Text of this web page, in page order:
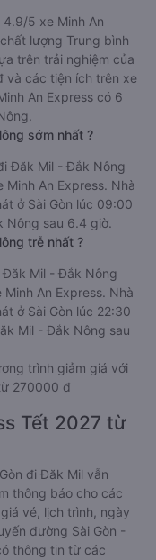
5 xe Minh An
lượng Trung bình
trên trải nghiệm của
và các tiện ích trên xe
An Express có 6
sớm nhất ?
Đăk Mil - Đắk Nông
An Express. Nhà
ở Sài Gòn lúc 09:00
Nông sau 6.4 giờ.
trễ nhất ?
Đăk Mil - Đắk Nông
An Express. Nhà
ở Sài Gòn lúc 22:30
Mil - Đắk Nông sau
trình giảm giá với
270000 đ
Tết 2027 từ
đi Đăk Mil vẫn
thông báo cho các
vé, lịch trình, ngày
đường Sài Gòn -
thông tin từ các